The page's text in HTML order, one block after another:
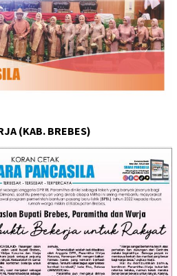
(KAB. BREBES)